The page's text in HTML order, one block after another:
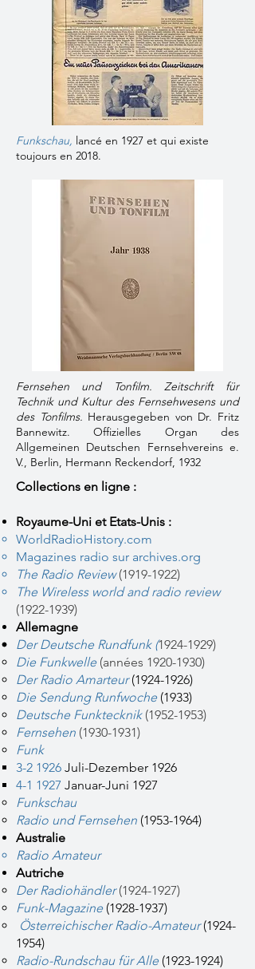
Funkschau, lancé en 1927 et qui existe
toujours en 2018.
Fernsehen und Tonfilm. Zeitschrift für
Technik und Kultur des Fernsehwesens und
des Tonfilms. Herausgegeben von Dr. Fritz
Bannewitz. Offizielles Organ des
Allgemeinen Deutschen Fernsehvereins e.
V., Berlin, Hermann Reckendorf, 1932
Collections en ligne :
Royaume-Uni et Etats-Unis :
WorldRadioHistory.com
Magazines radio sur archives.org
The Radio Review (1919-1922)
The Wireless world and radio review
(1922-1939)
Allemagne
Der Deutsche Rundfunk(1924-1929)
Die Funkwelle (années 1920-1930)
Der Radio Amarteur(1924-1926)
Die Sendung Runfwoche (1933)
Deutsche Funktecknik (1952-1953)
Fernsehen (1930-1931)
Funk
3-2 1926 Juli-Dezember 1926
4-1 1927 Januar-Juni 1927
Funkschau
Radio und Fernsehen (1953-1964)
Australie
Radio Amateur
Autriche
Der Radiohändler(1924-1927)
Funk-Magazine (1928-1937)
Österreichischer Radio-Amateur (1924-
1954)
Radio-Rundschau für Alle (1923-1924)